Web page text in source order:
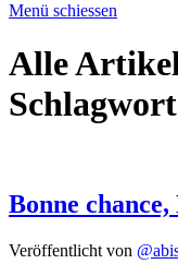
Menü schiessen
Alle
Bonne chance,
Veröffentlicht von